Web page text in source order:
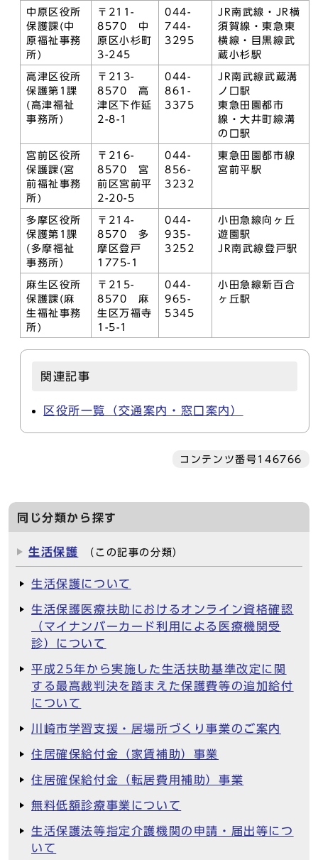
中原区役所
保護課(中
原福祉事務
所)
〒211-
8570 中
原区小杉町
3-245
044-
744-
3295
JR南武線・JR横
須賀線・東急東
横線・目黒線武
蔵小杉駅
高津区役所
保護第1課
(高津福祉
事務所)
〒213-
8570 高
津区下作延
2-8-1
044-
861-
3375
JR南武線武蔵溝
ノ口駅
東急田園都市
線・大井町線溝
の口駅
宮前区役所
保護課(宮
前福祉事務
所)
〒216-
8570 宮
前区宮前平
2-20-5
044-
856-
3232
東急田園都市線
宮前平駅
多摩区役所
保護第1課
(多摩福祉
事務所)
〒214-
8570 多
摩区登戸
1775-1
044-
935-
3252
小田急線向ヶ丘
遊園駅
JR南武線登戸駅
麻生区役所
保護課(麻
生福祉事務
所)
〒215-
8570 麻
生区万福寺
1-5-1
044-
965-
5345
小田急線新百合
ヶ丘駅
関連記事
区役所一覧（交通案内・窓口案内）
コンテンツ番号146766
同じ分類から探す
生活保護 （この記事の分類）
生活保護について
生活保護医療扶助におけるオンライン資格確認
（マイナンバーカード利用による医療機関受
診）について
平成25年から実施した生活扶助基準改定に関
する最高裁判決を踏まえた保護費等の追加給付
について
川崎市学習支援・居場所づくり事業のご案内
住居確保給付金（家賃補助）事業
住居確保給付金（転居費用補助）事業
無料低額診療事業について
生活保護法等指定介護機関の申請・届出等につ
いて